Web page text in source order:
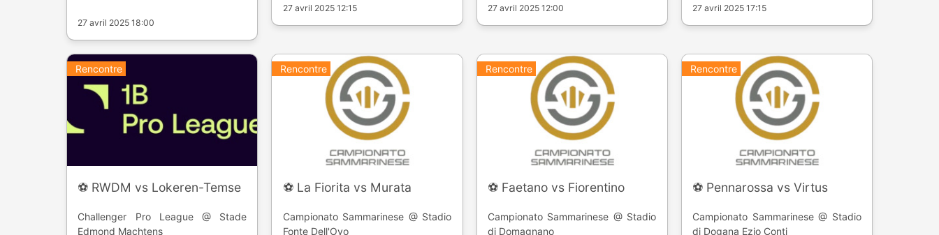
27 avril 2025 18:00
27 avril 2025 12:15 27 avril 2025 12:00 27 avril 2025 17:15
Rencontre
⚽️ RWDM vs Lokeren-Temse
Challenger Pro League @ Stade
Edmond Machtens
Rencontre
⚽️ La Fiorita vs Murata
Campionato Sammarinese @ Stadio
Fonte Dell'Ovo
Rencontre
⚽️ Faetano vs Fiorentino
Campionato Sammarinese @ Stadio
di Domagnano
Rencontre
⚽️ Pennarossa vs Virtus
Campionato Sammarinese @ Stadio
di Dogana Ezio Conti